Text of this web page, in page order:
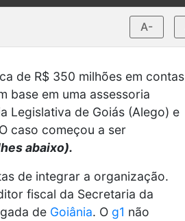
A-
de R$ 350 milhões em contas
base em uma assessoria
Legislativa de Goiás (Alego) e
caso começou a ser
abaixo).
de integrar a organização.
fiscal da Secretaria da
de Goiânia. O g1 não